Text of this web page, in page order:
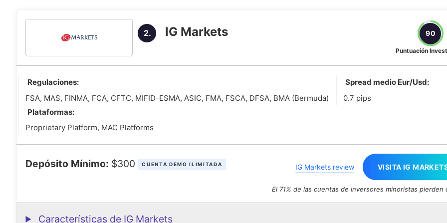
2. IG Markets 90
Puntuación
Regulaciones:
FSA, MAS, FINMA, FCA, CFTC, MIFID-ESMA, ASIC, FMA, FSCA, DFSA, BMA (Bermuda)
Spread medio Eur/Usd:
0.7 pips
Plataformas:
Proprietary Platform, MAC Platforms
Depósito Mínimo: $300 CUENTA DEMO ILIMITADA IG Markets review VISITA IG
El 71% de las cuentas de inversores minoristas pierden
Características de IG Markets